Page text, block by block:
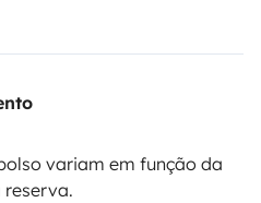
pour plus d’informations
vacances en toute
variam em função da